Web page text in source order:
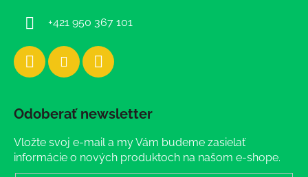
+421 950 367 101
Odoberať newsletter
Vložte svoj e-mail a my Vám budeme zasielať
informácie o nových produktoch na našom e-shope.